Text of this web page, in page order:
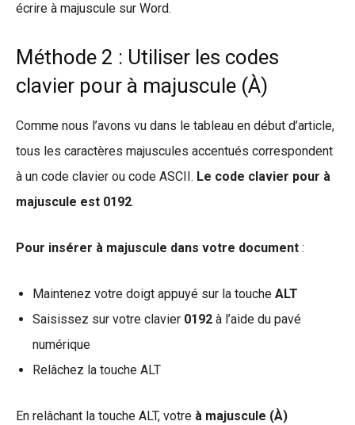
écrire à majuscule sur Word.
Méthode 2 : Utiliser les codes
clavier pour à majuscule (À)
Comme nous l’avons vu dans le tableau en début d’article,
tous les caractères majuscules accentués correspondent
à un code clavier ou code ASCII. Le code clavier pour à
majuscule est 0192.
Pour insérer à majuscule dans votre document :
Maintenez votre doigt appuyé sur la touche ALT
Saisissez sur votre clavier 0192 à l’aide du pavé
numérique
Relâchez la touche ALT
En relâchant la touche ALT, votre à majuscule (À)